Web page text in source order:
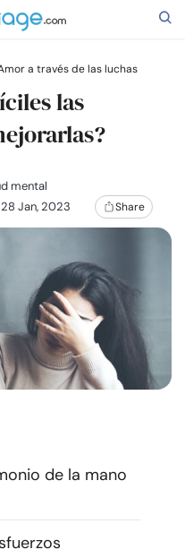
a través de las luchas
las
mental
Jan, 2023 Share
de la mano